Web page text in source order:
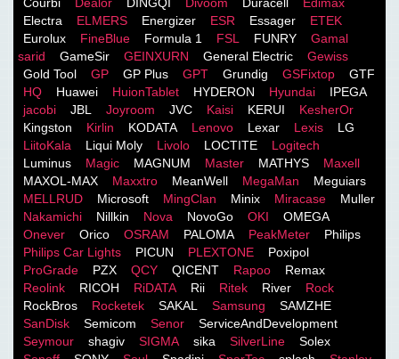
Electra
ELMERS Energizer ESR Essager
ETEK
Eurolux
FineBlue Formula 1 FSL FUNRY
Gamal
sarid
GameSir GEINXURN General Electric
Gewiss
Gold Tool
GP GP Plus GPT Grundig GSFixtop
GTF
HQ
Huawei HuionTablet HYDERON Hyundai
IPEGA
jacobi
JBL Joyroom JVC Kaisi KERUI
KesherOr
Kingston
Kirlin KODATA Lenovo Lexar Lexis
LG
LiitoKala
Liqui Moly Livolo LOCTITE
Logitech
Luminus
Magic MAGNUM Master MATHYS
Maxell
MAXOL-MAX
Maxxtro MeanWell MegaMan
Meguiars
MELLRUD
Microsoft MingClan Minix Miracase
Muller
Nakamichi
Nillkin Nova NovoGo OKI
OMEGA
Onever
Orico OSRAM PALOMA PeakMeter
Philips
Philips Car Lights
PICUN PLEXTONE
Poxipol
ProGrade
PZX QCY QICENT Rapoo
Remax
Reolink
RICOH RiDATA Rii Ritek River
Rock
RockBros
Rocketek SAKAL Samsung
SAMZHE
SanDisk
Semicom Senor
ServiceAndDevelopment
Seymour
shagiv SIGMA sika SilverLine
Solex